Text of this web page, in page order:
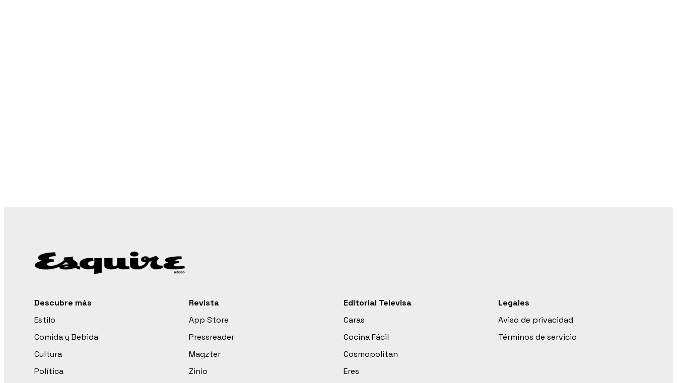
Descubre más
Estilo
Comida y Bebida
Cultura
Política
Revista
App Store
Pressreader
Magzter
Zinio
Editorial Televisa
Caras
Cocina Fácil
Cosmopolitan
Eres
Legales
Aviso de privacidad
Términos de servicio